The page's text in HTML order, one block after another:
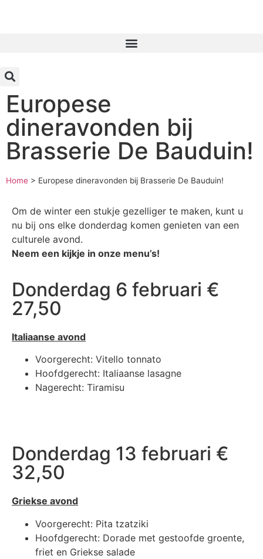
Europese
dineravonden bij
Brasserie De Bauduin!
Home > Europese dineravonden bij Brasserie De Bauduin!
Om de winter een stukje gezelliger te maken, kunt u
nu bij ons elke donderdag komen genieten van een
culturele avond.
Neem een kijkje in onze menu’s!
Donderdag 6 februari €
27,50
Italiaanse avond
Voorgerecht: Vitello tonnato
Hoofdgerecht: Italiaanse lasagne
Nagerecht: Tiramisu
Donderdag 13 februari €
32,50
Griekse avond
Voorgerecht: Pita tzatziki
Hoofdgerecht: Dorade met gestoofde groente,
friet en Griekse salade